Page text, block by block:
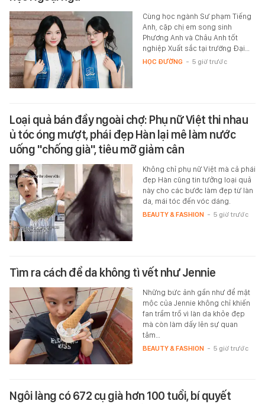
Cùng học ngành Sư phạm Tiếng
Anh, cặp chị em song sinh
Phương Anh và Châu Anh tốt
nghiệp Xuất sắc tại trường Đại…
HỌC ĐƯỜNG - 5 giờ trước
Loại quả bán đầy ngoài chợ: Phụ nữ Việt thi nhau
ủ tóc óng mượt, phái đẹp Hàn lại mê làm nước
uống "chống già", tiêu mỡ giảm cân
Không chỉ phụ nữ Việt mà cả phái
đẹp Hàn cũng tin tưởng loại quả
này cho các bước làm đẹp từ làn
da, mái tóc đến vóc dáng.
BEAUTY & FASHION - 5 giờ trước
Tìm ra cách để da không tì vết như Jennie
Những bức ảnh gần như để mặt
mộc của Jennie không chỉ khiến
fan trầm trồ vì làn da khỏe đẹp
mà còn làm dấy lên sự quan
tâm…
BEAUTY & FASHION - 5 giờ trước
Ngôi làng có 672 cụ già hơn 100 tuổi, bí quyết